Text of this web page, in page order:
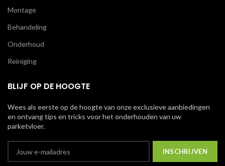
Montage
Behandeling
Onderhoud
Reiniging
BLIJF OP DE HOOGTE
Wees als eerste op de hoogte van onze exclusieve aanbiedingen
en ontvang tips en tricks voor het onderhouden van uw
parketvloer.